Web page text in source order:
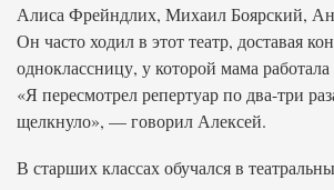
Алиса Фрейндлих, Михаил Боярский,
Он часто ходил в этот театр, доставая
одноклассницу, у которой мама
«Я пересмотрел репертуар по два-три
щелкнуло», — говорил Алексей.
В старших классах обучался в